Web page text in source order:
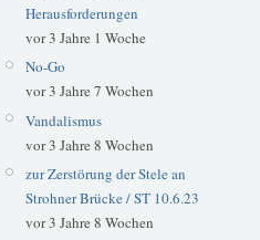
Herausforderungen
vor 3 Jahre 1 Woche
No-Go
vor 3 Jahre 7 Wochen
Vandalismus
vor 3 Jahre 8 Wochen
zur Zerstörung der Stele an
Strohner Brücke / ST 10.6.23
vor 3 Jahre 8 Wochen